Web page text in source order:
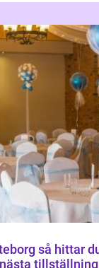
du rätt
tillställning